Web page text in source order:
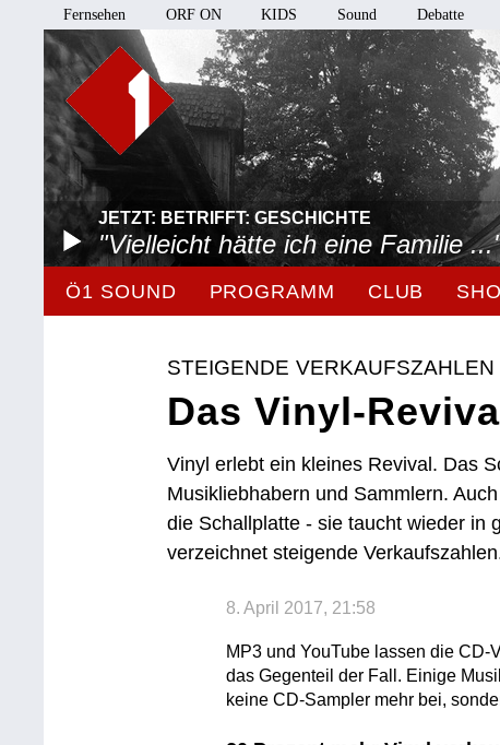
Fernsehen ORF ON KIDS Sound Debatte
JETZT: BETRIFFT: GESCHICHTE
"Vielleicht hätte ich eine Familie
Ö1 SOUND PROGRAMM CLUB
STEIGENDE
Das Vinyl-
Vinyl erlebt ein kleines Revival. Das
Musikliebhabern und Sammlern.
die Schallplatte - sie taucht wieder in
verzeichnet steigende
8. April 2017, 21:58
MP3 und YouTube lassen die
das Gegenteil der Fall. Einige
keine CD-Sampler mehr bei,